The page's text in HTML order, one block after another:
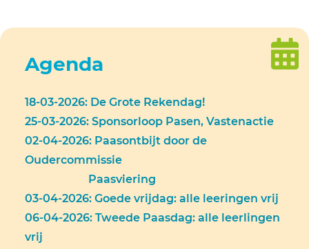
Agenda
18-03-2026: De Grote Rekendag!
25-03-2026: Sponsorloop Pasen, Vastenactie
02-04-2026: Paasontbijt door de
Oudercommissie
Paasviering
03-04-2026: Goede vrijdag: alle leeringen vrij
06-04-2026: Tweede Paasdag: alle leerlingen
vrij